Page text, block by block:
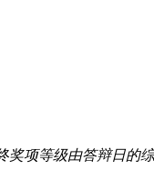
项等级由答辩日的